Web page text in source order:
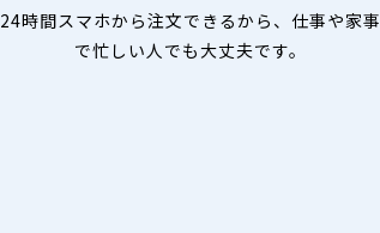
24時間スマホから注文できるから、仕事や家事
で忙しい人でも大丈夫です。